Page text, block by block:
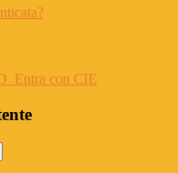
Entra con CIE